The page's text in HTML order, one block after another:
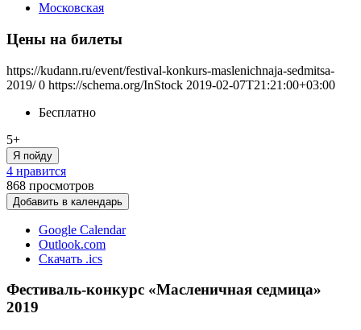
Московская
Цены на билеты
https://kudann.ru/event/festival-konkurs-maslenichnaja-sedmitsa-
2019/ 0 https://schema.org/InStock 2019-02-07T21:21:00+03:00
Бесплатно
5+
Я пойду
4 нравится
868 просмотров
Добавить в календарь
Google Calendar
Outlook.com
Скачать .ics
Фестиваль-конкурс «Масленичная седмица»
2019